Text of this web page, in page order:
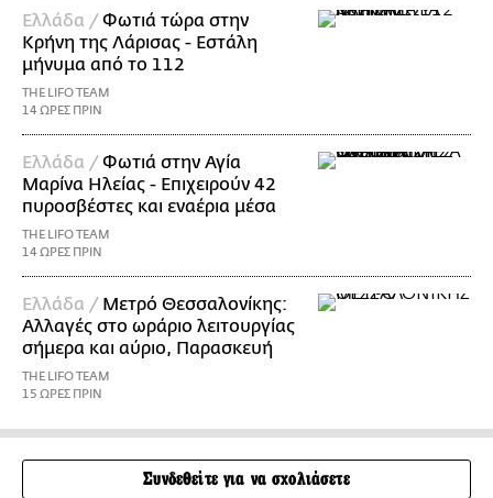
Ελλάδα /Φωτιά τώρα στην
Κρήνη της Λάρισας - Εστάλη
μήνυμα από το 112
THE LIFO TEAM
14 ΩΡΕΣ ΠΡΙΝ
Ελλάδα /Φωτιά στην Αγία
Μαρίνα Ηλείας - Επιχειρούν 42
πυροσβέστες και εναέρια μέσα
THE LIFO TEAM
14 ΩΡΕΣ ΠΡΙΝ
Ελλάδα / Μετρό Θεσσαλονίκης:
Αλλαγές στο ωράριο λειτουργίας
σήμερα και αύριο, Παρασκευή
THE LIFO TEAM
15 ΩΡΕΣ ΠΡΙΝ
Συνδεθείτε για να σχολιάσετε